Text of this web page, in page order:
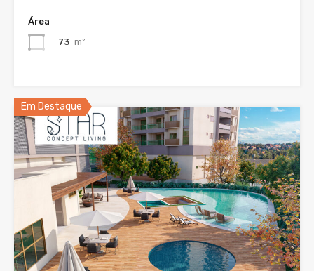
Área
73 m²
Em Destaque